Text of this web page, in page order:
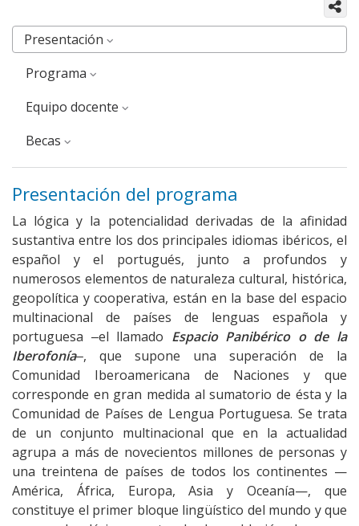
Presentación
Programa
equipo docente
Becas
Presentación del programa
La lógica y la potencialidad derivadas de la afinidad
sustantiva entre los dos principales idiomas ibéricos, el
español y el portugués, junto a profundos y
numerosos elementos de naturaleza cultural, histórica,
geopolítica y cooperativa, están en la base del espacio
multinacional de países de lenguas española y
portuguesa ‒el llamado Espacio Panibérico o de la
Iberofonía‒, que supone una superación de la
Comunidad Iberoamericana de Naciones y que
corresponde en gran medida al sumatorio de ésta y la
Comunidad de Países de Lengua Portuguesa. Se trata
de un conjunto multinacional que en la actualidad
agrupa a más de novecientos millones de personas y
una treintena de países de todos los continentes —
América, África, Europa, Asia y Oceanía—, que
constituye el primer bloque lingüístico del mundo y que